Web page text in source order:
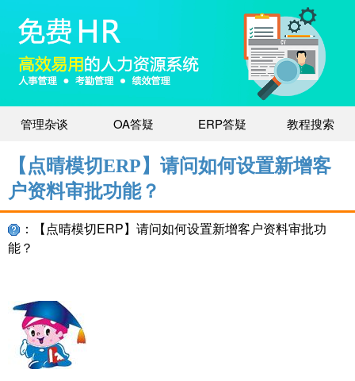
管理杂谈 OA答疑 ERP答疑 教程搜索
【点晴模切ERP】请问如何设置新增客
户资料审批功能？
：【点晴模切ERP】请问如何设置新增客户资料审批功
能？